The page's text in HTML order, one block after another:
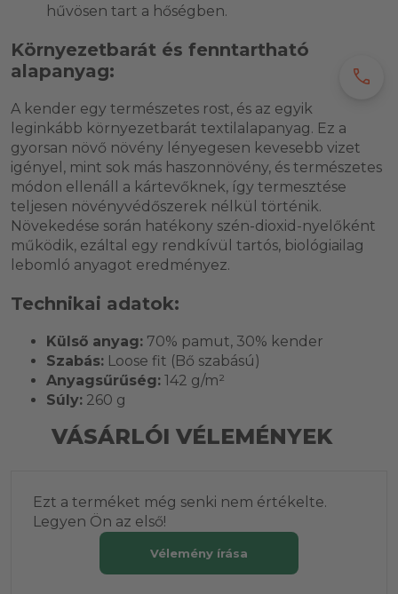
hűvösen tart a hőségben.
Környezetbarát és fenntartható
alapanyag:
A kender egy természetes rost, és az egyik
leginkább környezetbarát textilalapanyag. Ez a
gyorsan növő növény lényegesen kevesebb vizet
igényel, mint sok más haszonnövény, és természetes
módon ellenáll a kártevőknek, így termesztése
teljesen növényvédőszerek nélkül történik.
Növekedése során hatékony szén-dioxid-nyelőként
működik, ezáltal egy rendkívül tartós, biológiailag
lebomló anyagot eredményez.
Technikai adatok:
Külső anyag: 70% pamut, 30% kender
Szabás: Loose fit (Bő szabású)
Anyagsűrűség: 142 g/m²
Súly: 260 g
VÁSÁRLÓI VÉLEMÉNYEK
Ezt a terméket még senki nem értékelte.
Legyen Ön az első!
Vélemény írása
call